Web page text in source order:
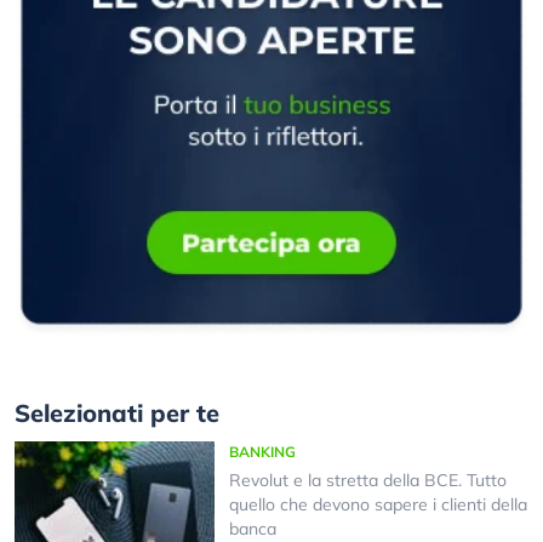
Selezionati per te
BANKING
Revolut e la stretta della BCE. Tutto
quello che devono sapere i clienti della
banca